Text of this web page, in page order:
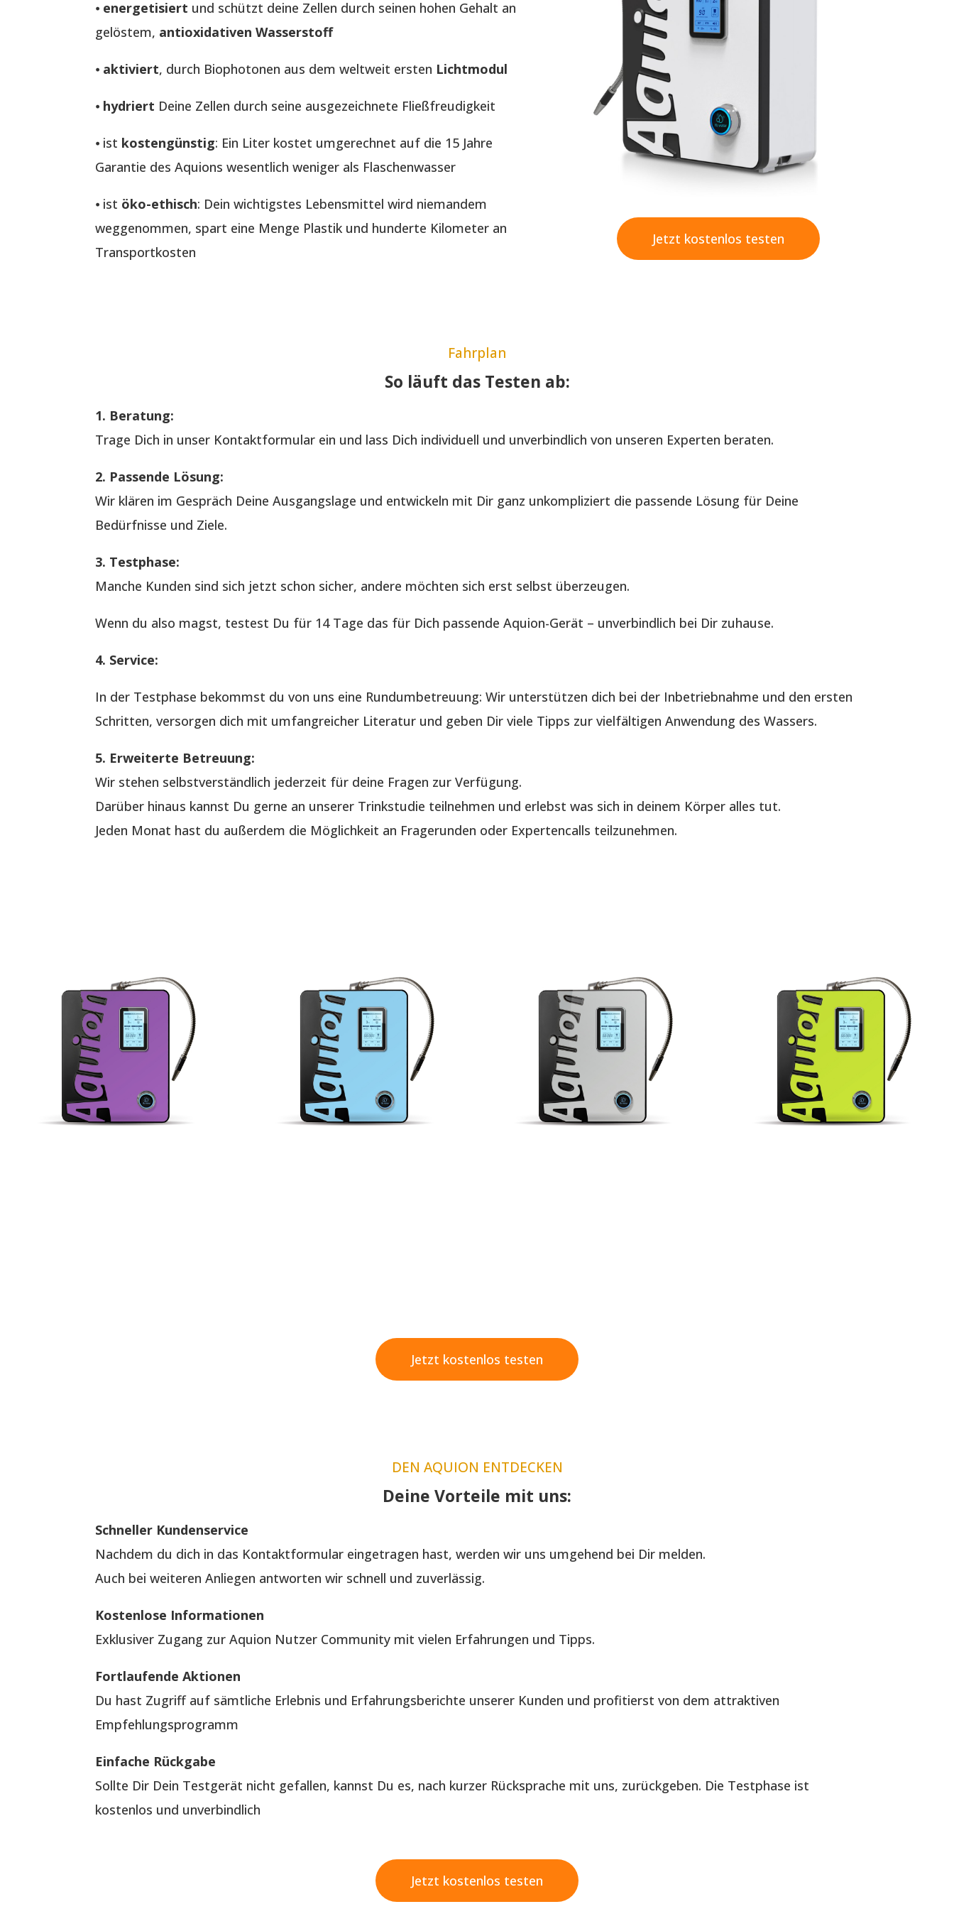
⦁ energetisiert und schützt deine Zellen durch seinen hohen Gehalt an
gelöstem, antioxidativen Wasserstoff
⦁ aktiviert, durch Biophotonen aus dem weltweit ersten Lichtmodul
⦁ hydriert Deine Zellen durch seine ausgezeichnete Fließfreudigkeit
⦁ ist kostengünstig: Ein Liter kostet umgerechnet auf die 15 Jahre
Garantie des Aquions wesentlich weniger als Flaschenwasser
⦁ ist öko-ethisch: Dein wichtigstes Lebensmittel wird niemandem
weggenommen, spart eine Menge Plastik und hunderte Kilometer an
Transportkosten
Jetzt kostenlos testen
Fahrplan
So läuft das Testen ab:
1. Beratung:
Trage Dich in unser Kontaktformular ein und lass Dich individuell und unverbindlich von unseren Experten beraten.
2. Passende Lösung:
Wir klären im Gespräch Deine Ausgangslage und entwickeln mit Dir ganz unkompliziert die passende Lösung für Deine
Bedürfnisse und Ziele.
3. Testphase:
Manche Kunden sind sich jetzt schon sicher, andere möchten sich erst selbst überzeugen.
Wenn du also magst, testest Du für 14 Tage das für Dich passende Aquion-Gerät – unverbindlich bei Dir zuhause.
4. Service:
In der Testphase bekommst du von uns eine Rundumbetreuung: Wir unterstützen dich bei der Inbetriebnahme und den ersten
Schritten, versorgen dich mit umfangreicher Literatur und geben Dir viele Tipps zur vielfältigen Anwendung des Wassers.
5. Erweiterte Betreuung:
Wir stehen selbstverständlich jederzeit für deine Fragen zur Verfügung.
Darüber hinaus kannst Du gerne an unserer Trinkstudie teilnehmen und erlebst was sich in deinem Körper alles tut.
Jeden Monat hast du außerdem die Möglichkeit an Fragerunden oder Expertencalls teilzunehmen.
Jetzt kostenlos testen
DEN AQUION ENTDECKEN
Deine Vorteile mit uns:
Schneller Kundenservice
Nachdem du dich in das Kontaktformular eingetragen hast, werden wir uns umgehend bei Dir melden.
Auch bei weiteren Anliegen antworten wir schnell und zuverlässig.
Kostenlose Informationen
Exklusiver Zugang zur Aquion Nutzer Community mit vielen Erfahrungen und Tipps.
Fortlaufende Aktionen
Du hast Zugriff auf sämtliche Erlebnis und Erfahrungsberichte unserer Kunden und profitierst von dem attraktiven
Empfehlungsprogramm
Einfache Rückgabe
Sollte Dir Dein Testgerät nicht gefallen, kannst Du es, nach kurzer Rücksprache mit uns, zurückgeben. Die Testphase ist
kostenlos und unverbindlich
Jetzt kostenlos testen